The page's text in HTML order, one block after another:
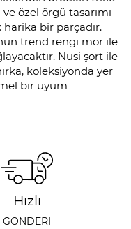
özel örgü tasarımı
harika bir parçadır.
trend rengi mor ile
Nusi şort ile
koleksiyonda yer
bir uyum
Hızlı
GÖNDERİ